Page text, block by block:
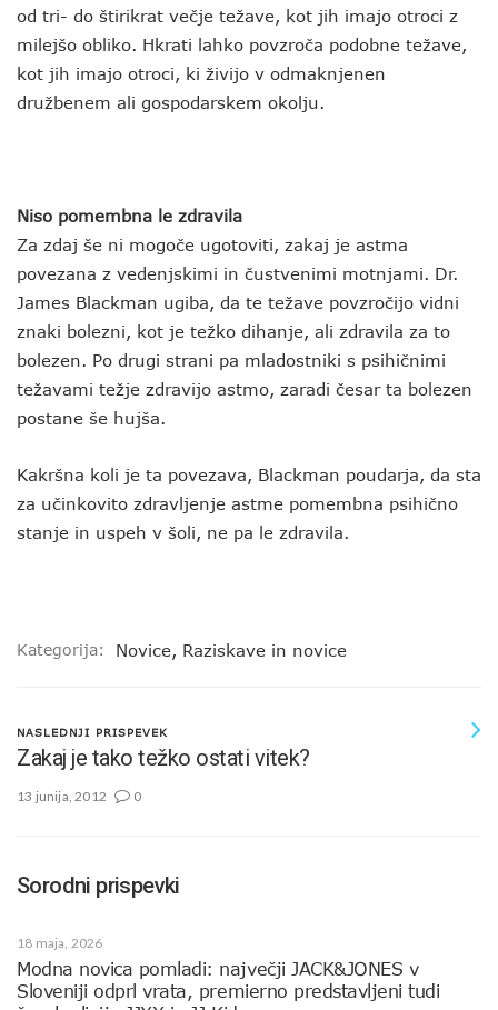
od tri- do štirikrat večje težave, kot jih imajo otroci z
milejšo obliko. Hkrati lahko povzroča podobne težave,
kot jih imajo otroci, ki živijo v odmaknjenen
družbenem ali gospodarskem okolju.
Niso pomembna le zdravila
Za zdaj še ni mogoče ugotoviti, zakaj je astma
povezana z vedenjskimi in čustvenimi motnjami. Dr.
James Blackman ugiba, da te težave povzročijo vidni
znaki bolezni, kot je težko dihanje, ali zdravila za to
bolezen. Po drugi strani pa mladostniki s psihičnimi
težavami težje zdravijo astmo, zaradi česar ta bolezen
postane še hujša.
Kakršna koli je ta povezava, Blackman poudarja, da sta
za učinkovito zdravljenje astme pomembna psihično
stanje in uspeh v šoli, ne pa le zdravila.
Kategorija: Novice, Raziskave in novice
NASLEDNJI PRISPEVEK
Zakaj je tako težko ostati vitek?
13 junija, 2012 0
Sorodni prispevki
18 maja, 2026
Modna novica pomladi: največji JACK&JONES v
Sloveniji odprl vrata, premierno predstavljeni tudi